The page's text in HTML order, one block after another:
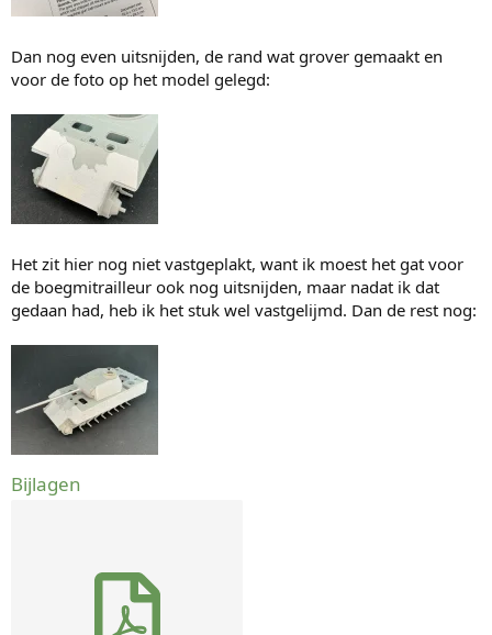
Dan nog even uitsnijden, de rand wat grover gemaakt en
voor de foto op het model gelegd:
Het zit hier nog niet vastgeplakt, want ik moest het gat voor
de boegmitrailleur ook nog uitsnijden, maar nadat ik dat
gedaan had, heb ik het stuk wel vastgelijmd. Dan de rest nog:
Bijlagen